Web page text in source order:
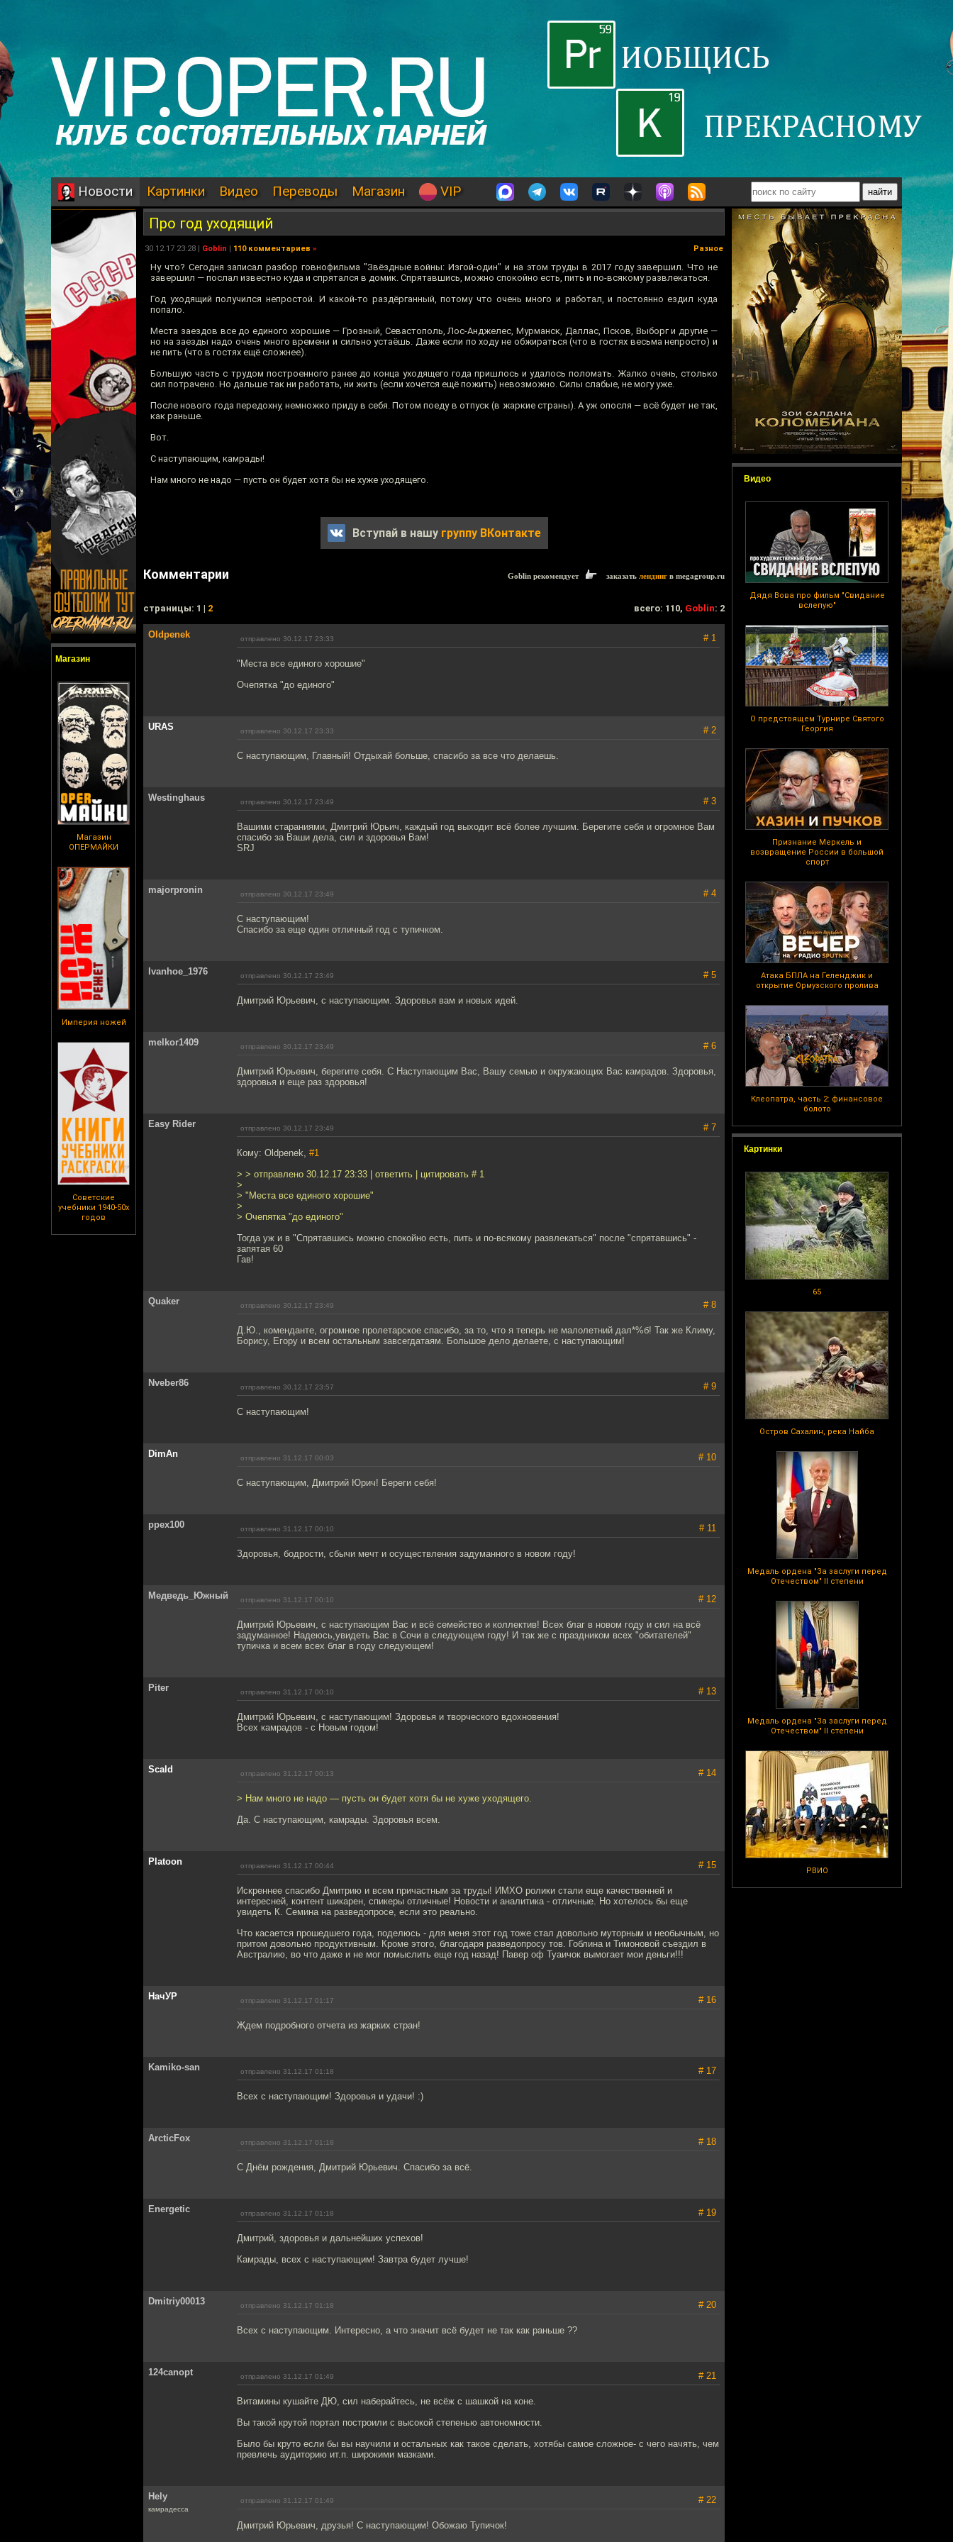
Новости Картинки Видео Переводы Магазин VIP
Магазин
Магазин
ОПЕРМАЙКИ
Империя ножей
Советские
учебники 1940-50х
годов
Видео
Дядя Вова про фильм "Свидание
вслепую"
О предстоящем Турнире Святого
Георгия
Признание Меркель и
возвращение России в большой
спорт
Атака БПЛА на Геленджик и
открытие Ормузского пролива
Клеопатра, часть 2: финансовое
болото
Картинки
65
Остров Сахалин, река Найба
Медаль ордена "За заслуги перед
Отечеством" II степени
Медаль ордена "За заслуги перед
Отечеством" II степени
РВИО
Про год уходящий
30.12.17 23:28 | Goblin | 110 комментариев » Разное
Ну что? Сегодня записал разбор говнофильма "Звёздные войны: Изгой-один" и на этом труды в 2017 году завершил. Что не
завершил — послал известно куда и спрятался в домик. Спрятавшись, можно спокойно есть, пить и по-всякому развлекаться.
Год уходящий получился непростой. И какой-то раздёрганный, потому что очень много и работал, и постоянно ездил куда
попало.
Места заездов все до единого хорошие — Грозный, Севастополь, Лос-Анджелес, Мурманск, Даллас, Псков, Выборг и другие —
но на заезды надо очень много времени и сильно устаёшь. Даже если по ходу не обжираться (что в гостях весьма непросто) и
не пить (что в гостях ещё сложнее).
Большую часть с трудом построенного ранее до конца уходящего года пришлось и удалось поломать. Жалко очень, столько
сил потрачено. Но дальше так ни работать, ни жить (если хочется ещё пожить) невозможно. Силы слабые, не могу уже.
После нового года передохну, немножко приду в себя. Потом поеду в отпуск (в жаркие страны). А уж опосля — всё будет не так,
как раньше.
Вот.
С наступающим, камрады!
Нам много не надо — пусть он будет хотя бы не хуже уходящего.
Вступай в нашу группу ВКонтакте
Комментарии Goblin рекомендует заказать лендинг в megagroup.ru
cтраницы: 1 | 2 всего: 110, Goblin: 2
Oldpenek отправлено 30.12.17 23:33 # 1
"Места все единого хорошие"
Очепятка "до единого"
URAS отправлено 30.12.17 23:33 # 2
С наступающим, Главный! Отдыхай больше, спасибо за все что делаешь.
Westinghaus отправлено 30.12.17 23:49 # 3
Вашими стараниями, Дмитрий Юрьич, каждый год выходит всё более лучшим. Берегите себя и огромное Вам
спасибо за Ваши дела, сил и здоровья Вам!
SRJ
majorpronin отправлено 30.12.17 23:49 # 4
С наступающим!
Спасибо за еще один отличный год с тупичком.
Ivanhoe_1976 отправлено 30.12.17 23:49 # 5
Дмитрий Юрьевич, с наступающим. Здоровья вам и новых идей.
melkor1409 отправлено 30.12.17 23:49 # 6
Дмитрий Юрьевич, берегите себя. С Наступающим Вас, Вашу семью и окружающих Вас камрадов. Здоровья,
здоровья и еще раз здоровья!
Easy Rider отправлено 30.12.17 23:49 # 7
Кому: Oldpenek, #1
> > отправлено 30.12.17 23:33 | ответить | цитировать # 1
>
> "Места все единого хорошие"
>
> Очепятка "до единого"
Тогда уж и в "Спрятавшись можно спокойно есть, пить и по-всякому развлекаться" после "спрятавшись" -
запятая 60
Гав!
Quaker отправлено 30.12.17 23:49 # 8
Д.Ю., коменданте, огромное пролетарское спасибо, за то, что я теперь не малолетний дал*%б! Так же Климу,
Борису, Егору и всем остальным завсегдатаям. Большое дело делаете, с наступающим!
Nveber86 отправлено 30.12.17 23:57 # 9
С наступающим!
DimAn отправлено 31.12.17 00:03 # 10
С наступающим, Дмитрий Юрич! Береги себя!
ppex100 отправлено 31.12.17 00:10 # 11
Здоровья, бодрости, сбычи мечт и осуществления задуманного в новом году!
Медведь_Южный отправлено 31.12.17 00:10 # 12
Дмитрий Юрьевич, с наступающим Вас и всё семейство и коллектив! Всех благ в новом году и сил на всё
задуманное! Надеюсь,увидеть Вас в Сочи в следующем году! И так же с праздником всех "обитателей"
тупичка и всем всех благ в году следующем!
Piter отправлено 31.12.17 00:10 # 13
Дмитрий Юрьевич, с наступающим! Здоровья и творческого вдохновения!
Всех камрадов - с Новым годом!
Scald отправлено 31.12.17 00:13 # 14
> Нам много не надо — пусть он будет хотя бы не хуже уходящего.
Да. С наступающим, камрады. Здоровья всем.
Platoon отправлено 31.12.17 00:44 # 15
Искреннее спасибо Дмитрию и всем причастным за труды! ИМХО ролики стали еще качественней и
интересней, контент шикарен, спикеры отличные! Новости и аналитика - отличные. Но хотелось бы еще
увидеть К. Семина на разведопросе, если это реально.
Что касается прошедшего года, поделюсь - для меня этот год тоже стал довольно муторным и необычным, но
притом довольно продуктивным. Кроме этого, благодаря разведопросу тов. Гоблина и Тимоновой съездил в
Австралию, во что даже и не мог помыслить еще год назад! Павер оф Туаичок вымогает мои деньги!!!
НачУР отправлено 31.12.17 01:17 # 16
Ждем подробного отчета из жарких стран!
Kamiko-san отправлено 31.12.17 01:18 # 17
Всех с наступающим! Здоровья и удачи! :)
ArcticFox отправлено 31.12.17 01:18 # 18
С Днём рождения, Дмитрий Юрьевич. Спасибо за всё.
Energetic отправлено 31.12.17 01:18 # 19
Дмитрий, здоровья и дальнейших успехов!
Камрады, всех с наступающим! Завтра будет лучше!
Dmitriy00013 отправлено 31.12.17 01:18 # 20
Всех с наступающим. Интересно, а что значит всё будет не так как раньше ??
124canopt отправлено 31.12.17 01:49 # 21
Витамины кушайте ДЮ, сил наберайтесь, не всёж с шашкой на коне.
Вы такой крутой портал построили с высокой степенью автономности.
Было бы круто если бы вы научили и остальных как такое сделать, хотябы самое сложное- с чего начять, чем
превлечь аудиторию ит.п. широкими мазками.
Hely
камрадесса
отправлено 31.12.17 01:49 # 22
Дмитрий Юрьевич, друзья! С наступающим! Обожаю Тупичок!